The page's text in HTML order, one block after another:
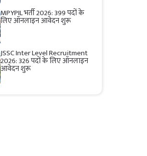
MPYPIL भर्ती 2026: 399 पदों के
लिए ऑनलाइन आवेदन शुरू
JSSC Inter Level Recruitment
2026: 326 पदों के लिए ऑनलाइन
आवेदन शुरू